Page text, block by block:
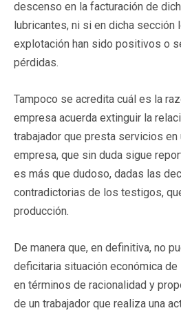
descenso en la facturación de
lubricantes, ni si en dicha
explotación han sido positivos o
pérdidas.
Tampoco se acredita cuál es la
empresa acuerda extinguir la
trabajador que presta servicios en
empresa, que sin duda sigue
es más que dudoso, dadas las
contradictorias de los testigos,
producción.
De manera que, en definitiva, no
deficitaria situación económica
en términos de racionalidad y
de un trabajador que realiza una